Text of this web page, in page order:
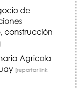
de
construcción
Agricola
[reportar link